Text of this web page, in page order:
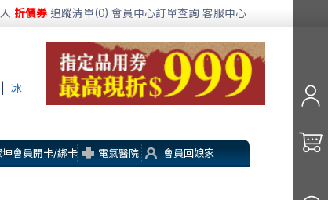
折價券 追蹤清單(0) 會員中心訂單查詢 客服中心
冰
坤會員開卡/綁卡 電氣醫院 會員回娘家